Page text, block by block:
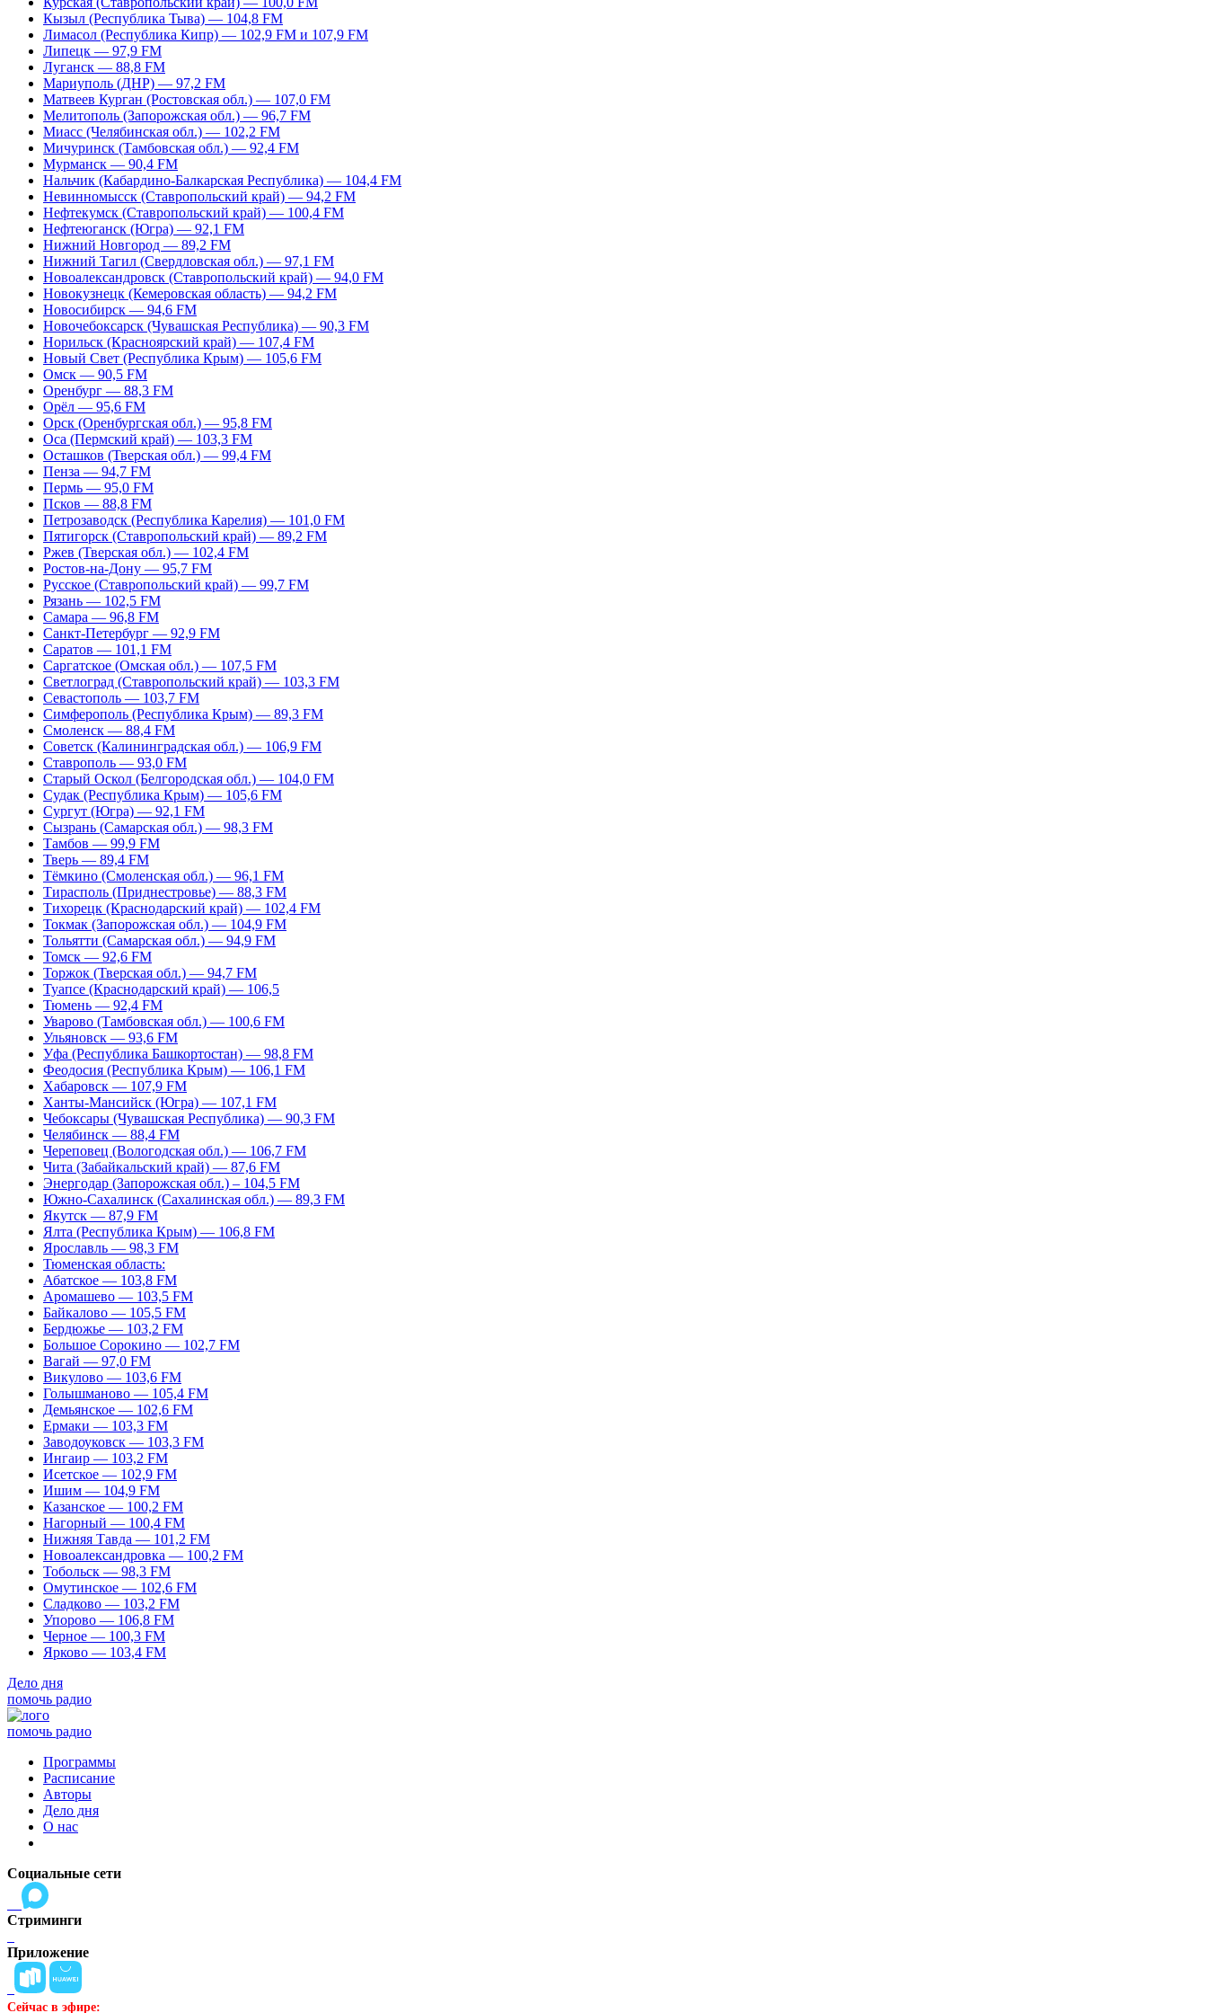
Кызыл (Республика Тыва) — 104,8 FM
Лимасол (Республика Кипр) — 102,9 FM и 107,9 FM
Липецк — 97,9 FM
Луганск — 88,8 FM
Мариуполь (ДНР) — 97,2 FM
Матвеев Курган (Ростовская обл.) — 107,0 FM
Мелитополь (Запорожская обл.) — 96,7 FM
Миасс (Челябинская обл.) — 102,2 FM
Мичуринск (Тамбовская обл.) — 92,4 FM
Мурманск — 90,4 FM
Нальчик (Кабардино-Балкарская Республика) — 104,4 FM
Невинномысск (Ставропольский край) — 94,2 FM
Нефтекумск (Ставропольский край) — 100,4 FM
Нефтеюганск (Югра) — 92,1 FM
Нижний Новгород — 89,2 FM
Нижний Тагил (Свердловская обл.) — 97,1 FM
Новоалександровск (Ставропольский край) — 94,0 FM
Новокузнецк (Кемеровская область) — 94,2 FM
Новосибирск — 94,6 FM
Новочебоксарск (Чувашская Республика) — 90,3 FM
Норильск (Красноярский край) — 107,4 FM
Новый Свет (Республика Крым) — 105,6 FM
Омск — 90,5 FM
Оренбург — 88,3 FM
Орёл — 95,6 FM
Орск (Оренбургская обл.) — 95,8 FM
Оса (Пермский край) — 103,3 FM
Осташков (Тверская обл.) — 99,4 FM
Пенза — 94,7 FM
Пермь — 95,0 FM
Псков — 88,8 FM
Петрозаводск (Республика Карелия) — 101,0 FM
Пятигорск (Ставропольский край) — 89,2 FM
Ржев (Тверская обл.) — 102,4 FM
Ростов-на-Дону — 95,7 FM
Русское (Ставропольский край) — 99,7 FM
Рязань — 102,5 FM
Самара — 96,8 FM
Санкт-Петербург — 92,9 FM
Саратов — 101,1 FM
Саргатское (Омская обл.) — 107,5 FM
Светлоград (Ставропольский край) — 103,3 FM
Севастополь — 103,7 FM
Симферополь (Республика Крым) — 89,3 FM
Смоленск — 88,4 FM
Советск (Калининградская обл.) — 106,9 FM
Ставрополь — 93,0 FM
Старый Оскол (Белгородская обл.) — 104,0 FM
Судак (Республика Крым) — 105,6 FM
Сургут (Югра) — 92,1 FM
Сызрань (Самарская обл.) — 98,3 FM
Тамбов — 99,9 FM
Тверь — 89,4 FM
Тёмкино (Смоленская обл.) — 96,1 FM
Тирасполь (Приднестровье) — 88,3 FM
Тихорецк (Краснодарский край) — 102,4 FM
Токмак (Запорожская обл.) — 104,9 FM
Тольятти (Самарская обл.) — 94,9 FM
Томск — 92,6 FM
Торжок (Тверская обл.) — 94,7 FM
Туапсе (Краснодарский край) — 106,5
Тюмень — 92,4 FM
Уварово (Тамбовская обл.) — 100,6 FM
Ульяновск — 93,6 FM
Уфа (Республика Башкортостан) — 98,8 FM
Феодосия (Республика Крым) — 106,1 FM
Хабаровск — 107,9 FM
Ханты-Мансийск (Югра) — 107,1 FM
Чебоксары (Чувашская Республика) — 90,3 FM
Челябинск — 88,4 FM
Череповец (Вологодская обл.) — 106,7 FM
Чита (Забайкальский край) — 87,6 FM
Энергодар (Запорожская обл.) – 104,5 FM
Южно-Сахалинск (Сахалинская обл.) — 89,3 FM
Якутск — 87,9 FM
Ялта (Республика Крым) — 106,8 FM
Ярославль — 98,3 FM
Тюменская область:
Абатское — 103,8 FM
Аромашево — 103,5 FM
Байкалово — 105,5 FM
Бердюжье — 103,2 FM
Большое Сорокино — 102,7 FM
Вагай — 97,0 FM
Викулово — 103,6 FM
Голышманово — 105,4 FM
Демьянское — 102,6 FM
Ермаки — 103,3 FM
Заводоуковск — 103,3 FM
Ингаир — 103,2 FM
Исетское — 102,9 FM
Ишим — 104,9 FM
Казанское — 100,2 FM
Нагорный — 100,4 FM
Нижняя Тавда — 101,2 FM
Новоалександровка — 100,2 FM
Тобольск — 98,3 FM
Омутинское — 102,6 FM
Сладково — 103,2 FM
Упорово — 106,8 FM
Черное — 100,3 FM
Ярково — 103,4 FM
Дело дня
помочь радио
помочь радио
Программы
Расписание
Авторы
Дело дня
О нас
Социальные сети
Стриминги
Приложение
Сейчас в эфире: